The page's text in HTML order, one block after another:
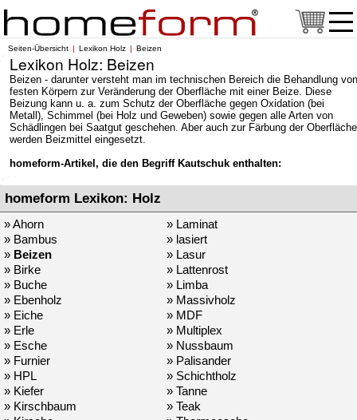
Seiten-Übersicht Lexikon Holz Beizen
Lexikon Holz: Beizen
Beizen - darunter versteht man im technischen Bereich die Behandlung von
festen Körpern zur Veränderung der Oberfläche mit einer Beize. Diese
Beizung kann u. a. zum Schutz der Oberfläche gegen Oxidation (bei
Metall), Schimmel (bei Holz und Geweben) sowie gegen alle Arten von
Schädlingen bei Saatgut geschehen. Aber auch zur Färbung der Oberfläche
werden Beizmittel eingesetzt.
homeform-Artikel, die den Begriff Kautschuk enthalten:
homeform Lexikon: Holz
» Ahorn
» Bambus
» Beizen
» Birke
» Buche
» Ebenholz
» Eiche
» Erle
» Esche
» Furnier
» HPL
» Kiefer
» Kirschbaum
» Laminat
» lasiert
» Lasur
» Lattenrost
» Limba
» Massivholz
» MDF
» Multiplex
» Nussbaum
» Palisander
» Schichtholz
» Tanne
» Teak